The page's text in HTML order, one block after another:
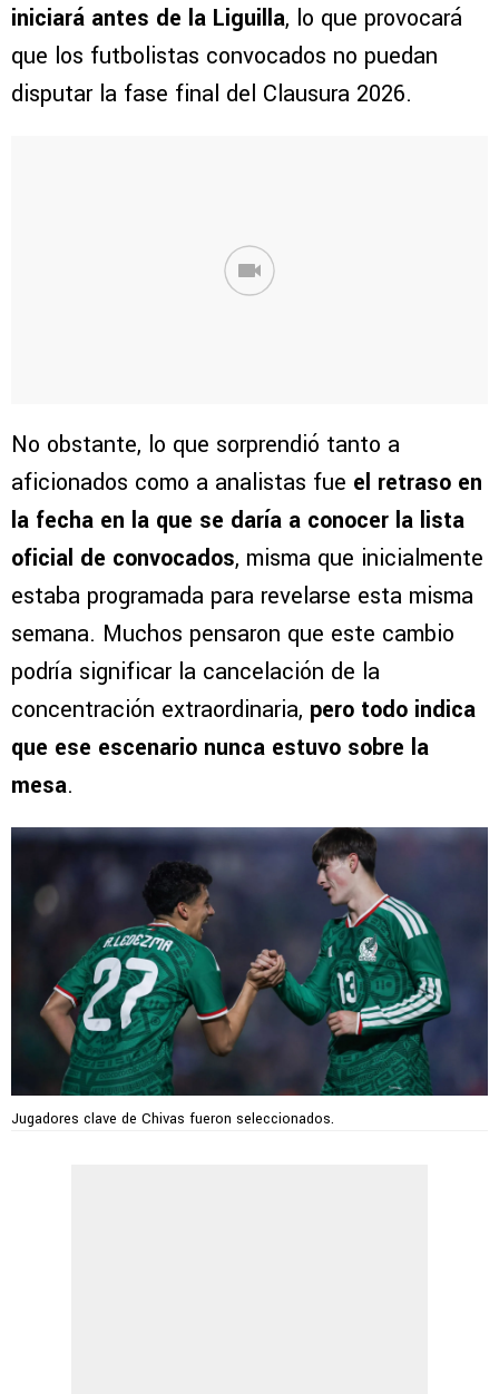
iniciará antes de la Liguilla, lo que provocará
que los futbolistas convocados no puedan
disputar la fase final del Clausura 2026.
No obstante, lo que sorprendió tanto a
aficionados como a analistas fue el retraso en
la fecha en la que se daría a conocer la lista
oficial de convocados, misma que inicialmente
estaba programada para revelarse esta misma
semana. Muchos pensaron que este cambio
podría significar la cancelación de la
concentración extraordinaria, pero todo indica
que ese escenario nunca estuvo sobre la
mesa.
Jugadores clave de Chivas fueron seleccionados.